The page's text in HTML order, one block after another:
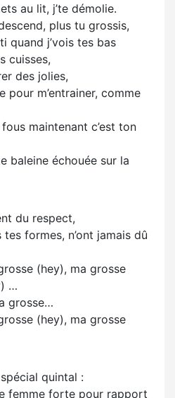
au lit, j’te démolie.
plus tu grossis,
quand j’vois tes bas
cuisses,
des jolies,
pour m’entrainer, comme
fous maintenant c’est ton
baleine échouée sur la
du respect,
tes formes, n’ont jamais dû
(hey), ma grosse
…
grosse…
(hey), ma grosse
quintal :
femme forte pour rapport